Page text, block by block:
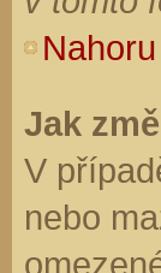
Nahoru
Jak
V
nebo